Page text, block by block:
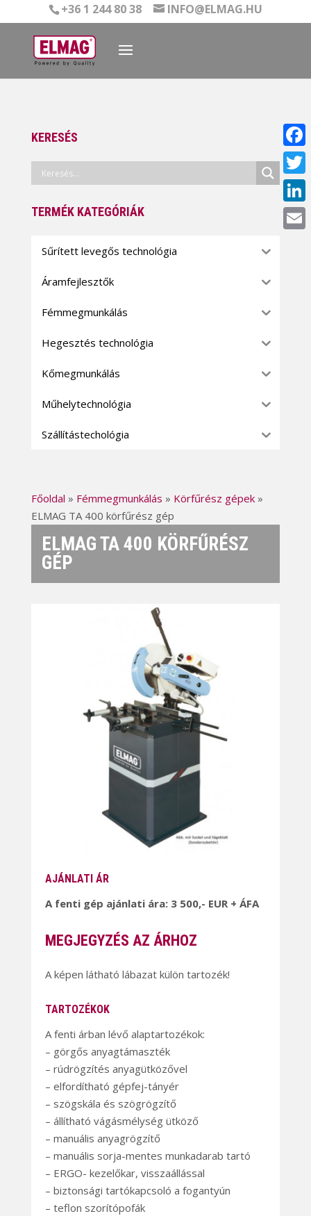
+36 1 244 80 38 INFO@ELMAG.HU
Főoldal » Fémmegmunkálás » Körfűrész gépek»
ELMAG TA 400 körfűrész gép
ELMAG TA 400 KÖRFŰRÉSZ
GÉP
AJÁNLATI ÁR
A fenti gép ajánlati ára: 3 500,- EUR + ÁFA
MEGJEGYZÉS AZ ÁRHOZ
A képen látható lábazat külön tartozék!
TARTOZÉKOK
A fenti árban lévő alaptartozékok:
– görgős anyagtámaszték
– rúdrögzítés anyagütközővel
– elfordítható gépfej-tányér
– szögskála és szögrögzítő
– állítható vágásmélység ütköző
– manuális anyagrögzítő
– manuális sorja-mentes munkadarab tartó
– ERGO- kezelőkar, visszaállással
– biztonsági tartókapcsoló a fogantyún
– teflon szorítópofák
KERESÉS
TERMÉK KATEGÓRIÁK
Sűrített levegős technológia
Áramfejlesztők
Fémmegmunkálás
Hegesztés technológia
Kőmegmunkálás
Műhelytechnológia
Szállítástechológia